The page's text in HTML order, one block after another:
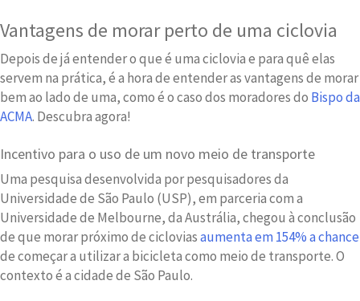
Vantagens de morar perto de uma ciclovia
Depois de já entender o que é uma ciclovia e para quê elas
servem na prática, é a hora de entender as vantagens de morar
bem ao lado de uma, como é o caso dos moradores do Bispo da
ACMA. Descubra agora!
Incentivo para o uso de um novo meio de transporte
Uma pesquisa desenvolvida por pesquisadores da
Universidade de São Paulo (USP), em parceria com a
Universidade de Melbourne, da Austrália, chegou à conclusão
de que morar próximo de cicloviasaumenta em 154% a chance
de começar a utilizar a bicicleta como meio de transporte. O
contexto é a cidade de São Paulo.